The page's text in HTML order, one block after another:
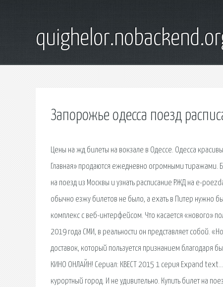
Запорожье одесса поезд
Цены на жд билеты на вокзале в Одессе. Одесса
Главная» продаются ежедневно огромными тиражами.
на поезд из Москвы и узнать расписание РЖД на e-
обычно езжу билетов не было, а ехать в Питер нужно
комплекс с веб-интерфейсом. Что касается «нового»
2019 года СМИ, в реальности он представляет собой.
доставок, который пользуется признанием благодаря
КИНО ОНЛАЙН! Сериал: КВЕСТ 2015 1 серия Expand
курортный город. И не удивительно. Купить билет на